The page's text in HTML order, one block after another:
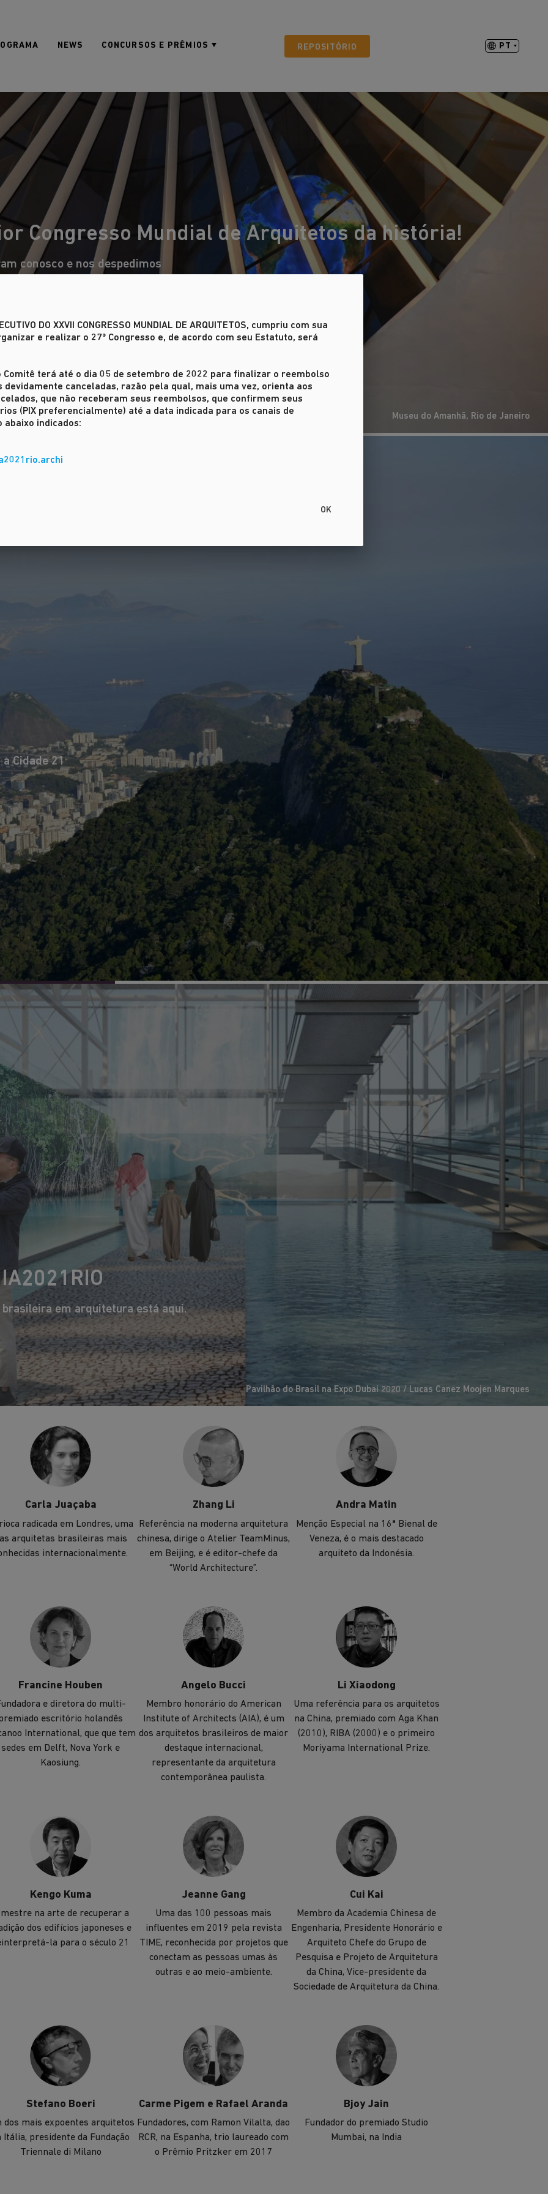
NEWS CONCURSOS E PRÊMIOS REPOSITÓRIO PT
Congresso Mundial de Arquitetos da história!
conosco e nos despedimos
Museu do Amanhã, Rio de Janeiro
Cidade 21
em arquitetura está aqui.
Pavilhão do Brasil na Expo Dubai 2020 / Lucas Canez Moojen Marques
DO
e em
e do
o
formulando
para melhoria
mais justo e
Um encontro de gerações
marcado na história
Arquitetos de todos os continentes, dos mais consagrados aos
novos talentos expoentes, pensadores do ambiente urbano,
pesquisadores, universitários, construtores, movimentos
sociais, empresas de tecnologia e inovação, instituições
acadêmicas e multilaterais, autoridades políticas, todos foram
convidados a cotejar experiências relacionadas à construção do
espaço da vida social.
A crise enfrentada atualmente no mundo todo evidenciou a
interdependência entre economia, política, sociedade, ambiente,
cidade. Interdependência que foi, premonitoriamente, indicada no
tema do 27º Congresso Mundial de Arquitetos. Mais do que
nunca, temos a compreensão de que vivemos a mesma era e
compartilhamos o mesmo planeta.
Esperamos que emane desse contexto a Cidade 21, atenta ao
ambiente, ao clima, aos bons espaços, à redução das
desigualdades intraurbanas, tendo o cidadão como foco.
OS MAIORES NOMES
DA ARQUITETURA:
Tatiana Bilbao
Uma das mais premiadas
mexicanas da atualidade.
Francis Keré
De Burkina Faso, consagrado
internacionalmente como agente de
transformação social.
Elizabeth de Portzamparc
Carioca radicada há 50 anos na
França, com obras por todo o
mundo.
Carla Juaçaba
radicada em Londres, uma
arquitetas brasileiras mais
internacionalmente.
Zhang Li
Referência na moderna arquitetura
chinesa, dirige o Atelier TeamMinus,
em Beijing, e é editor-chefe da
“World Architecture”.
Andra Matin
Menção Especial na 16ª Bienal de
Veneza, é o mais destacado
arquiteto da Indonésia.
Francine Houben
e diretora do multi-
escritório holandês
International, que que tem
sedes em Delft, Nova York e
Kaosiung.
Angelo Bucci
Membro honorário do American
Institute of Architects (AIA), é um
dos arquitetos brasileiros de maior
destaque internacional,
representante da arquitetura
contemporânea paulista.
Li Xiaodong
Uma referência para os arquitetos
na China, premiado com Aga Khan
(2010), RIBA (2000) e o primeiro
Moriyama International Prize.
Kengo Kuma
mestre na arte de recuperar a
dos edifícios japoneses e
la para o século 21
Jeanne Gang
Uma das 100 pessoas mais
influentes em 2019 pela revista
TIME, reconhecida por projetos que
conectam as pessoas umas às
outras e ao meio-ambiente.
Cui Kai
Membro da Academia Chinesa de
Engenharia, Presidente Honorário e
Arquiteto Chefe do Grupo de
Pesquisa e Projeto de Arquitetura
da China, Vice-presidente da
Sociedade de Arquitetura da China.
Stefano Boeri
dos mais expoentes arquitetos
Itália, presidente da Fundação
Triennale di Milano
Carme Pigem e Rafael Aranda
Fundadores, com Ramon Vilalta, dao
RCR, na Espanha, trio laureado com
o Prêmio Pritzker em 2017
Bjoy Jain
Fundador do premiado Studio
Mumbai, na India
DO XXVII CONGRESSO MUNDIAL DE ARQUITETOS, cumpriu com sua
e realizar o 27º Congresso e, de acordo com seu Estatuto, será
Comitê terá até o dia 05 de setembro de 2022 para finalizar o reembolso
devidamente canceladas, razão pela qual, mais uma vez, orienta aos
que não receberam seus reembolsos, que confirmem seus
(PIX preferencialmente) até a data indicada para os canais de
abaixo indicados:
OK